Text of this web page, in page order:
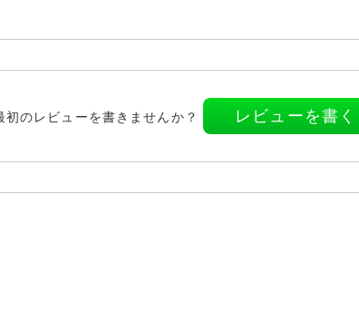
初のレビューを書きませんか？ レビューを書く